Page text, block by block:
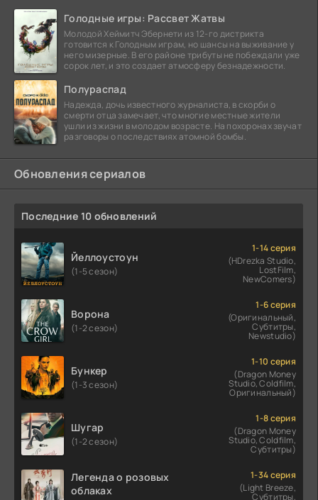
Голодные игры: Рассвет Жатвы
Молодой Хеймитч Эбернети из 12-го дистрикта
готовится к Голодным играм, но шансы на выживание у
него мизерные. В его районе трибуты не побеждали уже
сорок лет, и это создает атмосферу безнадежности.
Полураспад
Надежда, дочь известного журналиста, в скорби о
смерти отца замечает, что многие местные жители
ушли из жизни в молодом возрасте. На похоронах звучат
разговоры о последствиях атомной бомбы.
Обновления сериалов
Последние 10 обновлений
Йеллоустоун
(1-5 сезон)
1-14 серия
(HDrezka Studio,
LostFilm,
NewComers)
Ворона
(1-2 сезон)
1-6 серия
(Оригинальный,
Субтитры,
Newstudio)
Бункер
(1-3 сезон)
1-10 серия
(Dragon Money
Studio, Coldfilm,
Оригинальный)
Шугар
(1-2 сезон)
1-8 серия
(Dragon Money
Studio, Coldfilm,
Субтитры)
Легенда о розовых
облаках
1-34 серия
(Light Breeze,
Субтитры,